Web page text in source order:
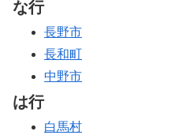
な行
長野市
長和町
中野市
は行
白馬村